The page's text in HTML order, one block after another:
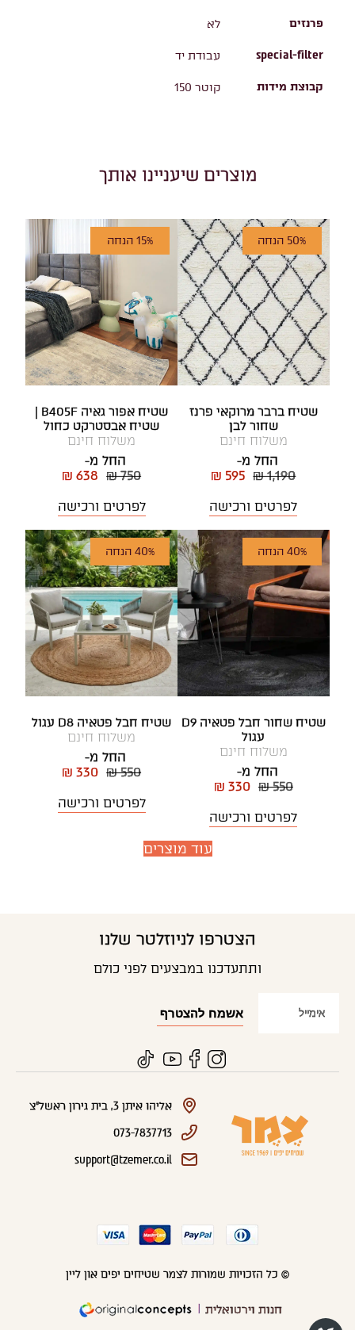
פרנזים לא
special-filter עבודת יד
קבוצת מידות קוטר 150
מוצרים שיעניינו אותך
50% הנחה
שטיח ברבר מרוקאי פרנז
שחור לבן
משלוח חינם
החל מ-
₪ 1,190
₪ 595
לפרטים ורכישה
15% הנחה
שטיח אבסטרקט כחול
משלוח חינם
החל מ-
₪ 750
₪ 638
לפרטים ורכישה
40% הנחה
שטיח שחור חבל פטאיה D9
עגול
משלוח חינם
החל מ-
₪ 550
₪ 330
לפרטים ורכישה
40% הנחה
שטיח חבל פטאיה D8 עגול
משלוח חינם
החל מ-
₪ 550
₪ 330
לפרטים ורכישה
עוד מוצרים
הצטרפו לניוזלטר שלנו
ותתעדכנו במבצעים לפני כולם
אליהו איתן 3, בית גירון ראשל"צ
073-7837713
support@tzemer.co.il
© כל הזכויות שמורות לצמר שטיחים יפים און ליין
חנות וירטואלית